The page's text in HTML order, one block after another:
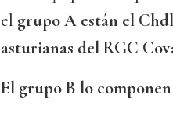
el grupo A están el
asturianas del RGC
El grupo B lo